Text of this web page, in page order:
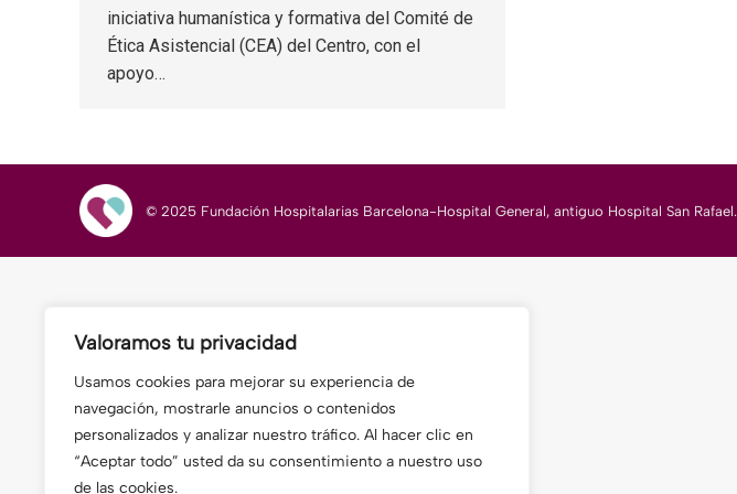
Valoramos tu privacidad
Usamos cookies para mejorar su experiencia de
navegación, mostrarle anuncios o contenidos
personalizados y analizar nuestro tráfico. Al hacer clic en
“Aceptar todo” usted da su consentimiento a nuestro uso
de las cookies.
iniciativa humanística y formativa del Comité de
Ética Asistencial (CEA) del Centro, con el
apoyo…
© 2025 Fundación Hospitalarias Barcelona-Hospital General, antiguo Hospital San Rafael.